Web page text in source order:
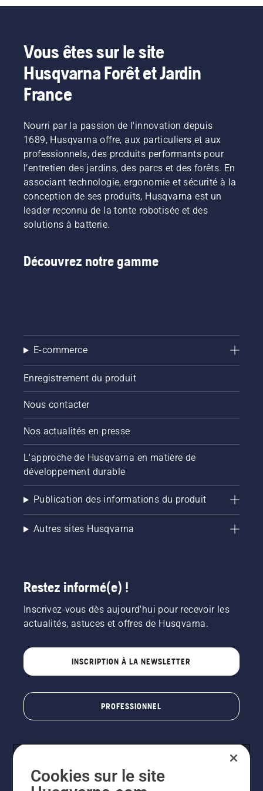
aux plus
spécialistes
Mathilda
passent
en revue
certaines
des
améliorations
majeures.
vous
aideront
à choisir
la taille
adaptés.
Vous êtes sur le site
Husqvarna Forêt et Jardin
France
Nourri par la passion de l'innovation depuis
1689, Husqvarna offre, aux particuliers et aux
professionnels, des produits performants pour
l’entretien des jardins, des parcs et des forêts. En
associant technologie, ergonomie et sécurité à la
conception de ses produits, Husqvarna est un
leader reconnu de la tonte robotisée et des
solutions à batterie.
Découvrez notre gamme
E-commerce
Enregistrement du produit
Nous contacter
Nos actualités en presse
L'approche de Husqvarna en matière de
développement durable
Publication des informations du produit
Autres sites Husqvarna
Restez informé(e) !
Inscrivez-vous dès aujourd'hui pour recevoir les
actualités, astuces et offres de Husqvarna.
INSCRIPTION À LA NEWSLETTER
PROFESSIONNEL
Cookies sur le site